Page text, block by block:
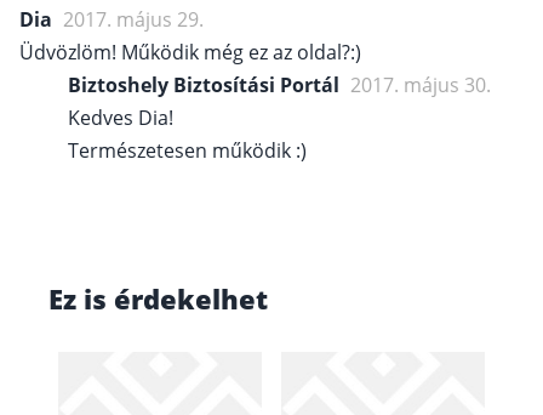
Dia 2017. május 29.
Üdvözlöm! Működik még ez az oldal?:)
Biztoshely Biztosítási Portál 2017. május 30.
Kedves Dia!
Természetesen működik :)
Ez is érdekelhet